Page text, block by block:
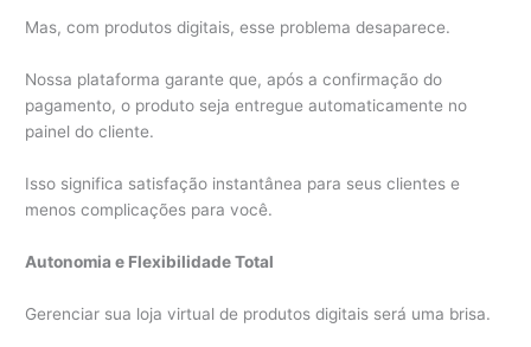
Mas, com produtos digitais, esse problema desaparece.
Nossa plataforma garante que, após a confirmação do
pagamento, o produto seja entregue automaticamente no
painel do cliente.
Isso significa satisfação instantânea para seus clientes e
menos complicações para você.
Autonomia e Flexibilidade Total
Gerenciar sua loja virtual de produtos digitais será uma brisa.